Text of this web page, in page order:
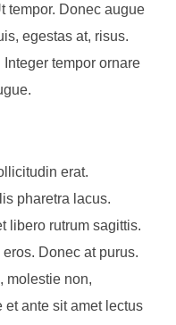
tempor. Donec augue
egestas at, risus.
tempor ornare
erat.
pharetra lacus.
libero rutrum sagittis.
Donec at purus.
molestie non,
ante sit amet lectus